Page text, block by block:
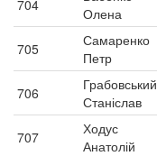
704
Олена
705
Самаренко
Петр
706
Грабовський
Станіслав
707
Ходус
Анатолій